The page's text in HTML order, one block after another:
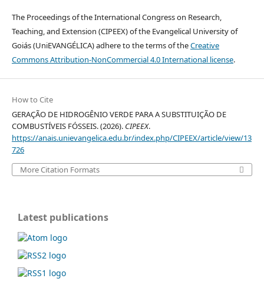
The Proceedings of the International Congress on Research,
Teaching, and Extension (CIPEEX) of the Evangelical University of
Goiás (UniEVANGÉLICA) adhere to the terms of theCreative
Commons Attribution-NonCommercial 4.0 International license.
How to Cite
GERAÇÃO DE HIDROGÊNIO VERDE PARA A SUBSTITUIÇÃO DE
COMBUSTÍVEIS FÓSSEIS. (2026). CIPEEX.
https://anais.unievangelica.edu.br/index.php/CIPEEX/article/view/13
726
More Citation Formats
Latest publications